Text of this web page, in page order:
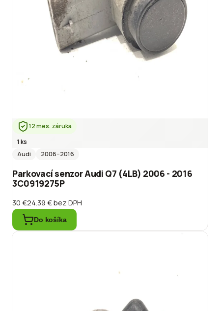
12 mes. záruka
1 ks
Audi
2006–2016
Parkovací senzor Audi Q7 (4LB) 2006 - 2016
3C0919275P
30 €24.39 €bez DPH
Do košíka